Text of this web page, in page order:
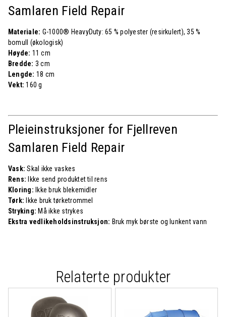
Samlaren Field Repair
Materiale: G-1000® HeavyDuty: 65 % polyester (resirkulert), 35 %
bomull (økologisk)
Høyde: 11 cm
Bredde: 3 cm
Lengde: 18 cm
Vekt:160 g
Pleieinstruksjoner for Fjellreven
Samlaren Field Repair
Vask:Skal ikke vaskes
Rens:
Ikke send produktet til rens
Kloring: Ikke bruk blekemidler
Tørk:
Ikke bruk tørketrommel
Stryking: Må ikke strykes
Ekstra vedlikeholdsinstruksjon: Bruk myk børste og lunkent vann
Relaterte produkter